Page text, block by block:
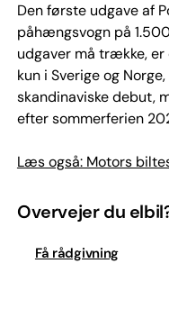
Den første udgave af
påhængsvogn på
udgaver må trække,
kun i Sverige og
skandinaviske debut,
efter sommerferien
Læs også: Motors
Overvejer du
Få rådgivning